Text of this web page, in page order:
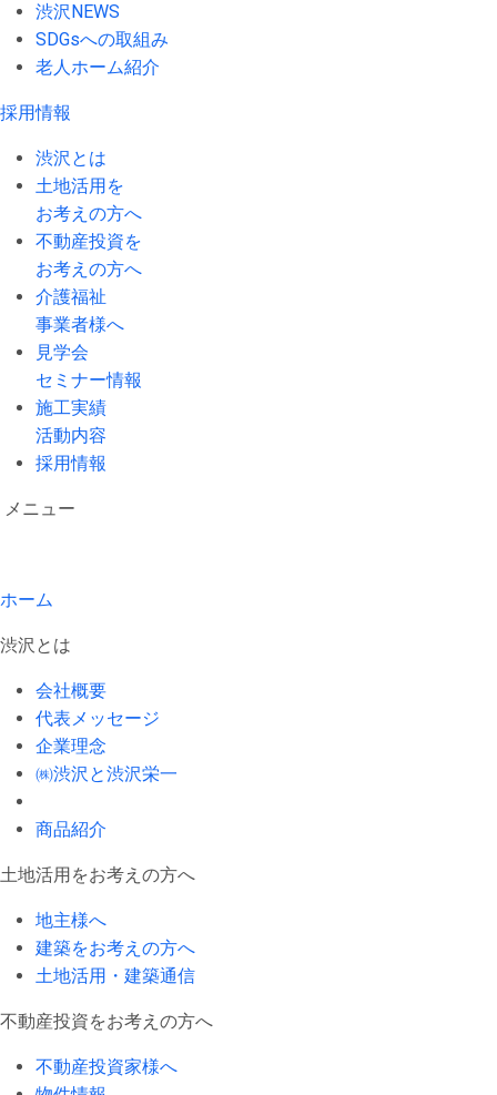
渋沢NEWS
SDGsへの取組み
老人ホーム紹介
採用情報
渋沢とは
土地活用を
お考えの方へ
不動産投資を
お考えの方へ
介護福祉
事業者様へ
見学会
セミナー情報
施工実績
活動内容
採用情報
メニュー
ホーム
渋沢とは
会社概要
代表メッセージ
企業理念
㈱渋沢と渋沢栄一
商品紹介
土地活用をお考えの方へ
地主様へ
建築をお考えの方へ
土地活用・建築通信
不動産投資をお考えの方へ
不動産投資家様へ